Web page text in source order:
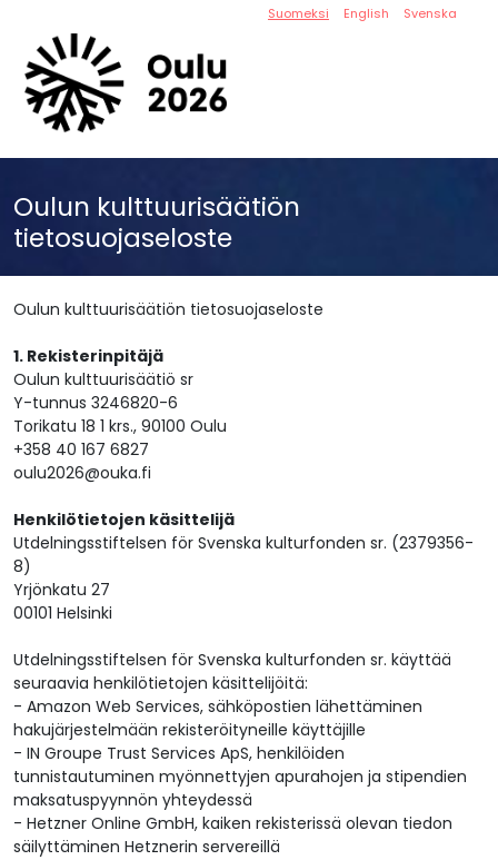
Suomeksi English Svenska
Oulun kulttuurisäätiön
tietosuojaseloste
Oulun kulttuurisäätiön tietosuojaseloste
1. Rekisterinpitäjä
Oulun kulttuurisäätiö sr
Y-tunnus 3246820-6
Torikatu 18 1 krs., 90100 Oulu
+358 40 167 6827
oulu2026@ouka.fi
Henkilötietojen käsittelijä
Utdelningsstiftelsen för Svenska kulturfonden sr. (2379356-
8)
Yrjönkatu 27
00101 Helsinki
Utdelningsstiftelsen för Svenska kulturfonden sr. käyttää
seuraavia henkilötietojen käsittelijöitä:
- Amazon Web Services, sähköpostien lähettäminen
hakujärjestelmään rekisteröityneille käyttäjille
- IN Groupe Trust Services ApS, henkilöiden
tunnistautuminen myönnettyjen apurahojen ja stipendien
maksatuspyynnön yhteydessä
- Hetzner Online GmbH, kaiken rekisterissä olevan tiedon
säilyttäminen Hetznerin servereillä